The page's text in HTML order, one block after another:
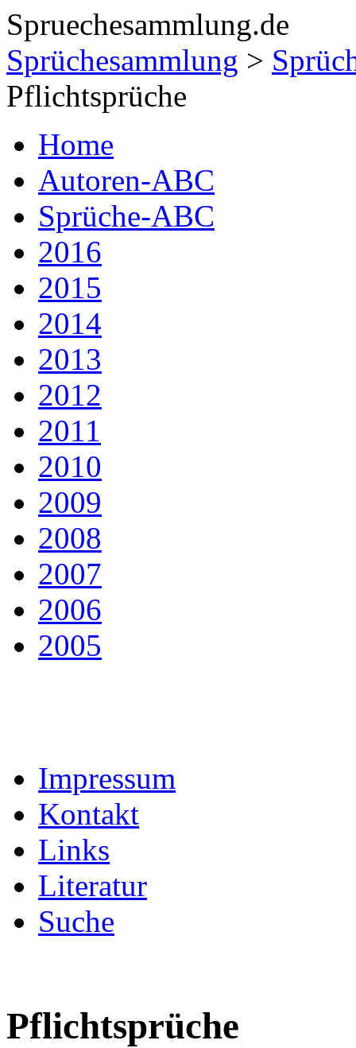
Spruechesammlung.de
Sprüchesammlung >
Pflichtsprüche
Home
Autoren-ABC
Sprüche-ABC
2016
2015
2014
2013
2012
2011
2010
2009
2008
2007
2006
2005
Impressum
Kontakt
Links
Literatur
Suche
Pflichtsprüche